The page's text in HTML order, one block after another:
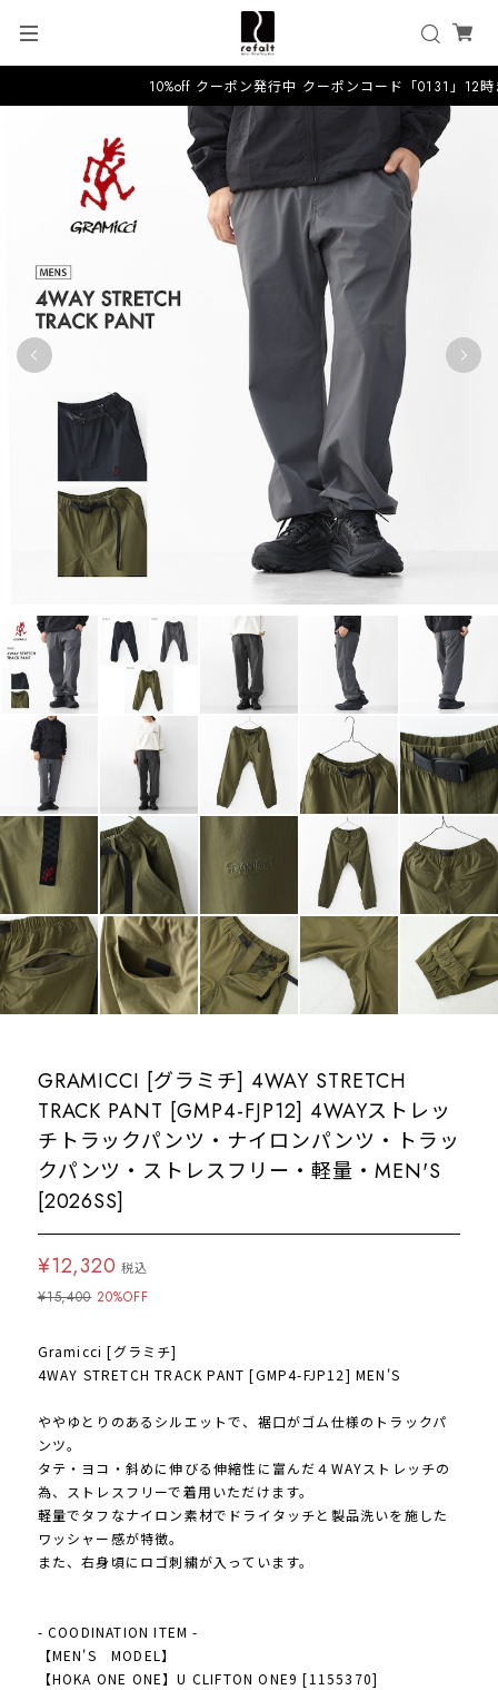
10%off クーポン発行中 クーポンコード「0131」12
GRAMICCI [グラミチ] 4WAY STRETCH
TRACK PANT [GMP4-FJP12] 4WAYストレッ
チトラックパンツ・ナイロンパンツ・トラッ
クパンツ・ストレスフリー・軽量・MEN'S
[2026SS]
¥12,320 税込
¥15,400 20%OFF
Gramicci [グラミチ]
4WAY STRETCH TRACK PANT [GMP4-FJP12] MEN'S
ややゆとりのあるシルエットで、裾口がゴム仕様のトラックパ
ンツ。
タテ・ヨコ・斜めに伸びる伸縮性に富んだ４WAYストレッチの
為、ストレスフリーで着用いただけます。
軽量でタフなナイロン素材でドライタッチと製品洗いを施した
ワッシャー感が特徴。
また、右身頃にロゴ刺繍が入っています。
- COODINATION ITEM -
【MEN'S MODEL】
【HOKA ONE ONE】U CLIFTON ONE9 [1155370]